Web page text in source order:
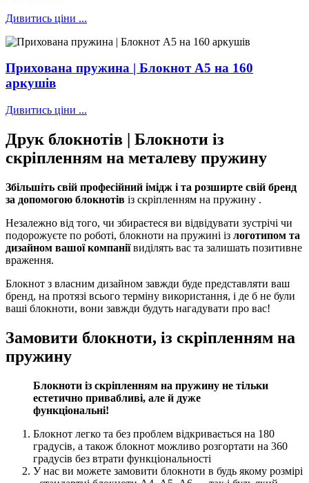
Дивитись ціни ...
Прихована пружина | Блокнот А5 на 160
аркушів
Дивитись ціни ...
Друк блокнотів | Блокноти із
скріпленням на металеву пружину
Збільшіть свій професійний імідж і та розширте свій бренд
за допомогою блокнотів із скріпленням на пружину .
Незалежно від того, чи збираєтеся ви відвідувати зустрічі чи
подорожуєте по роботі, блокноти на пружині із логотипом та
дизайном вашої компаніївиділять вас та залишать позитивне
враження.
Блокнот з власним дизайном завжди буде представляти ваш
бренд, на протязі всього терміну використання, і де б не були
ваші блокноти, вони завжди будуть нагадувати про вас!
Замовити блокноти, із скріпленням на
пружину
Блокноти із скріпленням на пружину не тільки
естетично привабливі, але й дуже
функціональні!
Блокнот легко та без проблем відкривається на 180
градусів, а також блокнот можливо розгортати на 360
градусів без втрати функціональності
У нас ви можете замовити блокноти в будь якому розмірі